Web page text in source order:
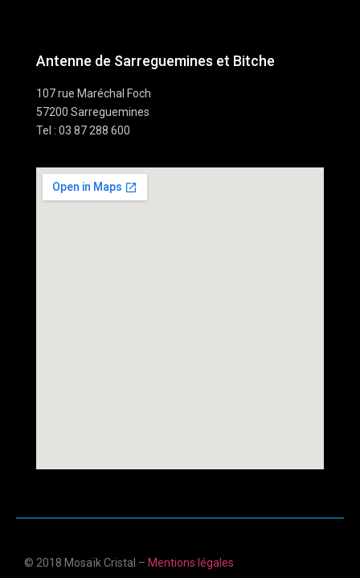
Antenne de Sarreguemines et Bitche
107 rue Maréchal Foch
57200 Sarreguemines
Tel : 03 87 288 600
© 2018 Mosaïk Cristal – Mentions légales